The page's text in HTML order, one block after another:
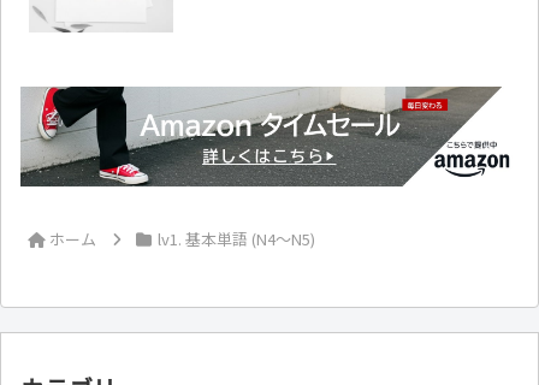
ホーム lv1. 基本単語 (N4～N5)